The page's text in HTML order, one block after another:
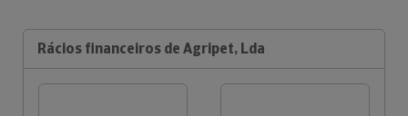
Rácios financeiros de Agripet, Lda